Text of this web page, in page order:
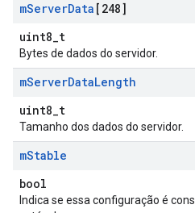
mServerData [248]
uint8_t
Bytes de dados do servidor.
mServerDataLength
uint8_t
Tamanho dos dados do servidor.
mStable
bool
Indica se essa configuração é